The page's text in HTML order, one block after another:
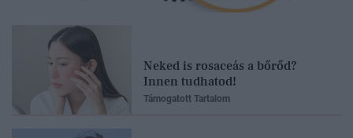
Neked is rosaceás a bőrőd?
Innen tudhatod!
Támogatott Tartalom